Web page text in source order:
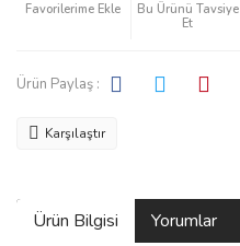
Bu Ürünü Tavsiye
Et
Ürün Paylaş :
Karşılaştır
Ürün Bilgisi Yorumlar